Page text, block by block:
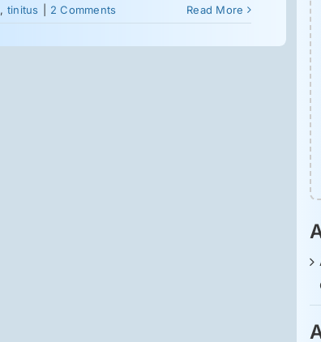
, tinitus 2 Comments Read More